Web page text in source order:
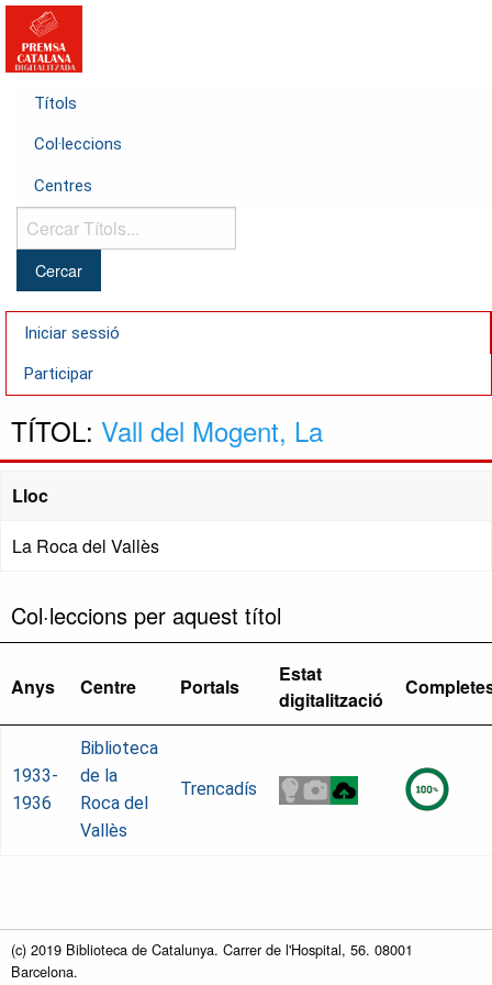
Títols
Col·leccions
Centres
Cercar
Títols...
Iniciar sessió
Participar
TÍTOL: Vall del Mogent, La
Lloc
La Roca del Vallès
Col·leccions per aquest títol
Anys Centre Portals
Estat
digitalització
1933-
1936
Biblioteca
de la
Roca del
Vallès
Trencadís
(c) 2019 Biblioteca de Catalunya. Carrer de l'Hospital, 56. 08001
Barcelona.